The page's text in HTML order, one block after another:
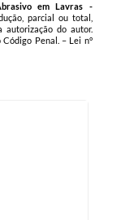
em Lavras -
parcial ou total,
autorização do autor.
Penal. – Lei n°